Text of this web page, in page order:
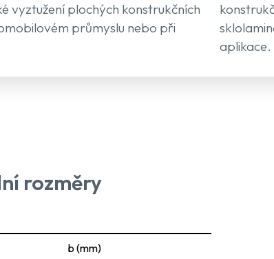
vyztužení plochých konstrukčních
průmyslu nebo při
aplikace.
rozměry
b (mm)